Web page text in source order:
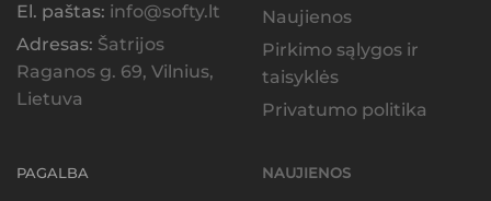
El. paštas: info@softy.lt
Adresas: Šatrijos
Raganos g. 69, Vilnius,
Lietuva
Naujienos
Pirkimo sąlygos ir
taisyklės
Privatumo politika
PAGALBA NAUJIENOS